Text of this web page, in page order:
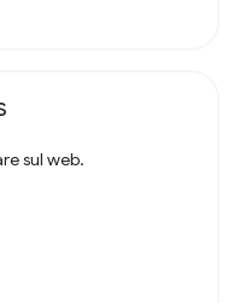
sul web.